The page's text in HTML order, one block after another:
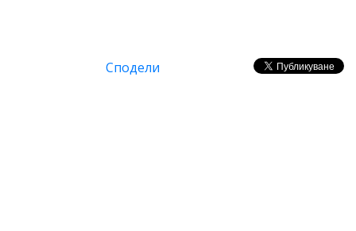
Сподели